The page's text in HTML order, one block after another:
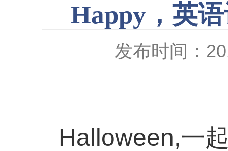
Happy，英
发布时间：
Halloween,一